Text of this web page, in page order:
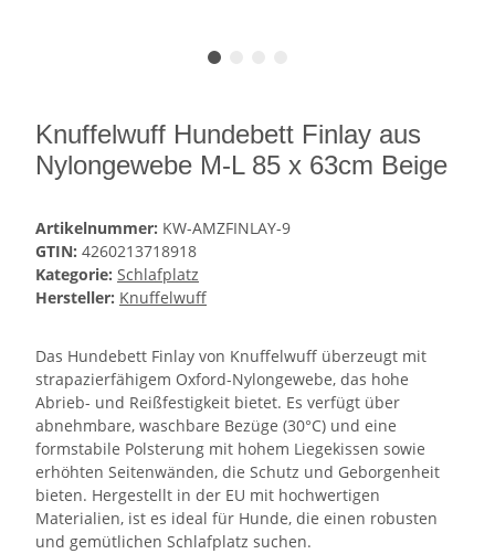
Knuffelwuff Hundebett Finlay aus
Nylongewebe M-L 85 x 63cm Beige
Artikelnummer: KW-AMZFINLAY-9
GTIN: 4260213718918
Kategorie: Schlafplatz
Hersteller: Knuffelwuff
Das Hundebett Finlay von Knuffelwuff überzeugt mit
strapazierfähigem Oxford-Nylongewebe, das hohe
Abrieb- und Reißfestigkeit bietet. Es verfügt über
abnehmbare, waschbare Bezüge (30°C) und eine
formstabile Polsterung mit hohem Liegekissen sowie
erhöhten Seitenwänden, die Schutz und Geborgenheit
bieten. Hergestellt in der EU mit hochwertigen
Materialien, ist es ideal für Hunde, die einen robusten
und gemütlichen Schlafplatz suchen.